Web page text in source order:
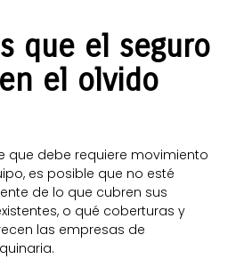
que el seguro
el olvido
que debe requiere movimiento
es posible que no esté
de lo que cubren sus
o qué coberturas y
las empresas de